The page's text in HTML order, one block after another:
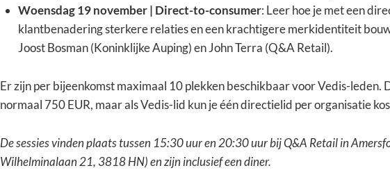
Woensdag 19 november | Direct-to-consumer: Leer hoe je met een
klantbenadering sterkere relaties en een krachtigere merkidentiteit
Joost Bosman (Koninklijke Auping) en John Terra (Q&A Retail).
Er zijn per bijeenkomst maximaal 10 plekken beschikbaar voor Vedis-leden.
normaal 750 EUR, maar als Vedis-lid kun je één directielid per organisatie
De sessies vinden plaats tussen 15:30 uur en 20:30 uur bij Q&A Retail in
Wilhelminalaan 21, 3818 HN) en zijn inclusief een diner.